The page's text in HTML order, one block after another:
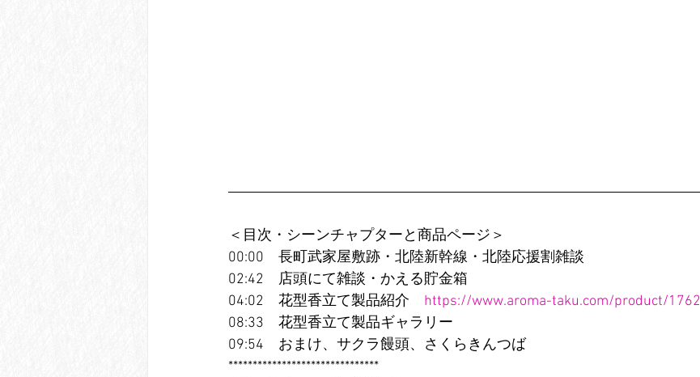
＜目次・シーンチャプターと商品ページ＞
00:00　長町武家屋敷跡・北陸新幹線・北陸応援割雑談
02:42　店頭にて雑談・かえる貯金箱
04:02　花型香立て製品紹介 https://www.aroma-taku.com/product/1762
08:33　花型香立て製品ギャラリー
09:54　おまけ、サクラ饅頭、さくらきんつば
*******************************